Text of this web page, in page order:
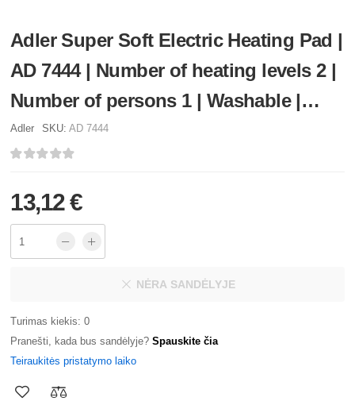
Adler Super Soft Electric Heating Pad |
AD 7444 | Number of heating levels 2 |
Number of persons 1 | Washable |
Remote control | 80 W | Pink
Adler SKU: AD 7444
13,12 €
NĖRA SANDĖLYJE
Turimas kiekis: 0
Pranešti, kada bus sandėlyje? Spauskite čia
Teiraukitės pristatymo laiko